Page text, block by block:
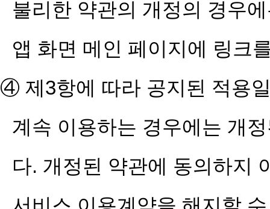
불리한 약관의 개정의 경우
앱 화면 메인 페이지에 링크
④ 제3항에 따라 공지된 적용
계속 이용하는 경우에는 개
다. 개정된 약관에 동의하지